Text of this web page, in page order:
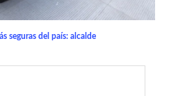
seguras del país: alcalde